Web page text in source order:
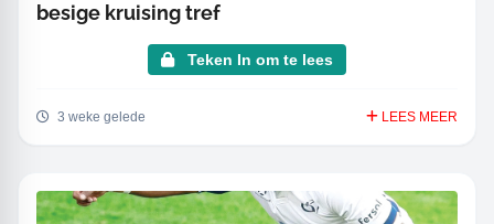
besige kruising tref
Teken In om te lees
3 weke gelede LEES MEER